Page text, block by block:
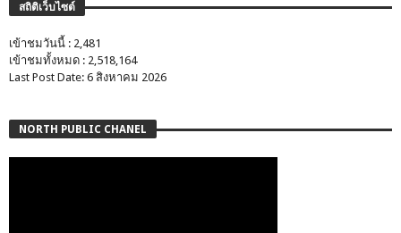
สถิติเว็บไซต์
เข้าชมวันนี้ : 2,481
เข้าชมทั้งหมด : 2,518,164
Last Post Date: 6 สิงหาคม 2026
NORTH PUBLIC CHANEL